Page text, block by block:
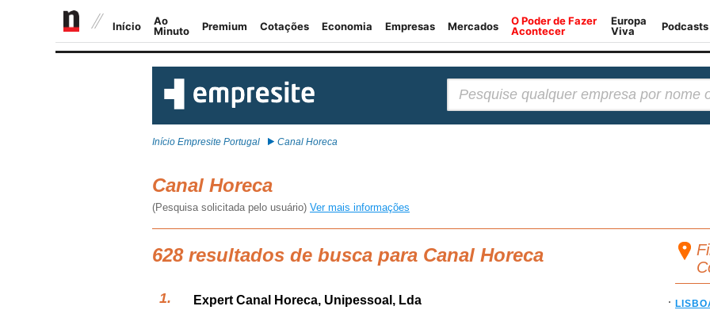
Início Empresite Portugal Canal Horeca
Canal Horeca
(Pesquisa solicitada pelo usuário) Ver mais informações
628 resultados de busca para Canal Horeca
Expert Canal Horeca, Unipessoal, Lda